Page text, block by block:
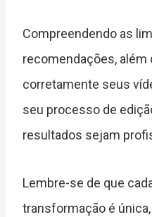
Compreendendo as
recomendações,
corretamente seus
seu processo de
resultados sejam
Lembre-se de que
transformação é